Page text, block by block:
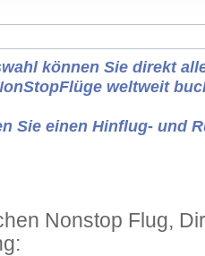
können Sie direkt
weltweit
Sie einen Hinflug- und
Nonstop Flug,